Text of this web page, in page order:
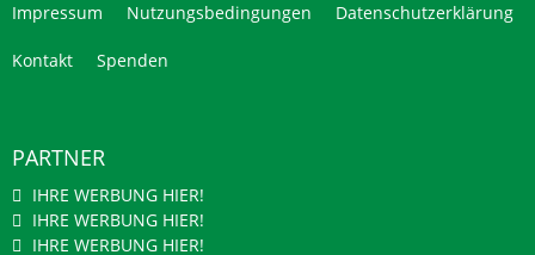
Impressum Nutzungsbedingungen Datenschutzerklärung
Kontakt Spenden
PARTNER
IHRE WERBUNG HIER!
IHRE WERBUNG HIER!
IHRE WERBUNG HIER!